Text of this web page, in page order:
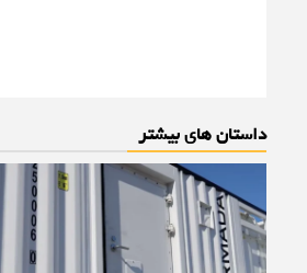
داستان های بیشتر